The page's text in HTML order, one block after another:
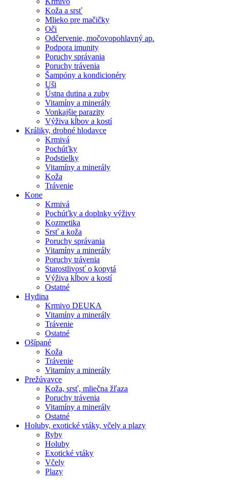
Koža a srsť
Mlieko pre mačičky
Oči
Odčervenie, močovopohlavný ap.
Podpora imunity
Poruchy správania
Poruchy trávenia
Šampóny a kondicionéry
Uši
Ústna dutina a zuby
Vitamíny a minerály
Vonkajšie parazity
Výživa kĺbov a kostí
Králiky, drobné hlodavce
Krmivá
Pochúťky
Podstielky
Vitamíny a minerály
Koža
Trávenie
Kone
Krmivá
Pochúťky a doplnky výživy
Kozmetika
Srsť a koža
Poruchy správania
Vitamíny a minerály
Poruchy trávenia
Starostlivosť o kopytá
Výživa kĺbov a kostí
Ostatné
Hydina
Krmivo DEUKA
Vitamíny a minerály
Trávenie
Ostatné
Ošípané
Koža
Trávenie
Vitamíny a minerály
Prežúvavce
Koža, srsť, mliečna žľaza
Poruchy trávenia
Vitamíny a minerály
Ostatné
Holuby, exotické vtáky, včely a plazy
Ryby
Holuby
Exotické vtáky
Včely
Plazy